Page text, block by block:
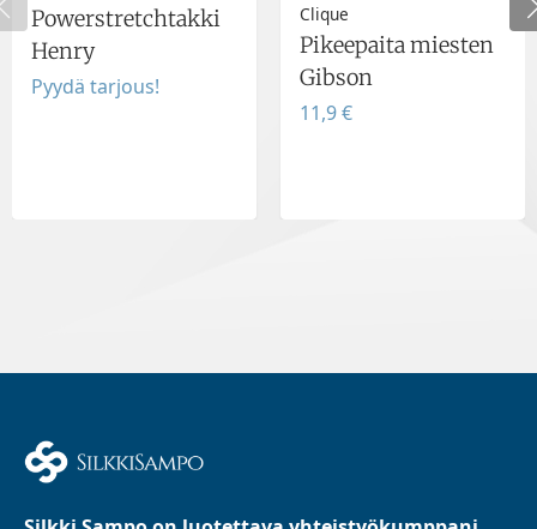
Powerstretchtakki
Henry
Pyydä tarjous!
Clique
Pikeepaita miesten
Gibson
11,9 €